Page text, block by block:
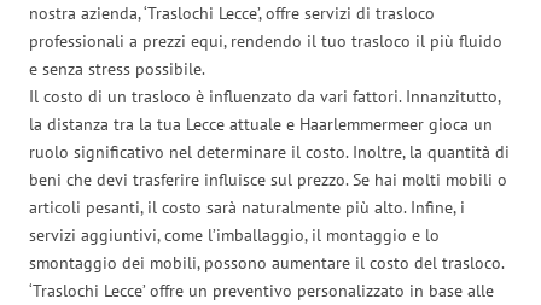
nostra azienda, ‘Traslochi Lecce’, offre servizi di trasloco
professionali a prezzi equi, rendendo il tuo trasloco il più fluido
e senza stress possibile.
Il costo di un trasloco è influenzato da vari fattori. Innanzitutto,
la distanza tra la tua Lecce attuale e Haarlemmermeer gioca un
ruolo significativo nel determinare il costo. Inoltre, la quantità di
beni che devi trasferire influisce sul prezzo. Se hai molti mobili o
articoli pesanti, il costo sarà naturalmente più alto. Infine, i
servizi aggiuntivi, come l’imballaggio, il montaggio e lo
smontaggio dei mobili, possono aumentare il costo del trasloco.
‘Traslochi Lecce’ offre un preventivo personalizzato in base alle